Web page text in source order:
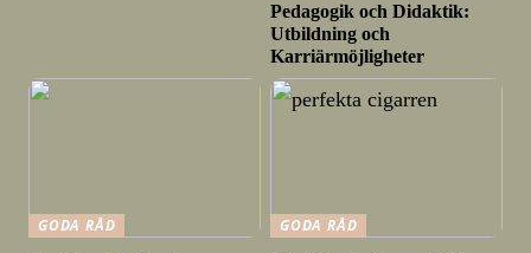
Pedagogik och Didaktik:
Utbildning och
Karriärmöjligheter
GODA RÅD
GODA RÅD